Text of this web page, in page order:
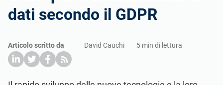
NIS2
DORA
ISO 42001
Per tipo
Da dove cominciare
Settori
Consulenti
Aziende IT e SaaS
Chi Siamo
Contattaci
dati secondo il GDPR
Articolo scritto da David Cauchi 5 min di lettura